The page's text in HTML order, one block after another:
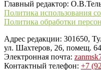
Главный редактор:
Политика использования
Политика обработки
Адрес редакции: 301650,
ул. Шахтеров, 26, помещ. 64
Электронная почта:
Контактный телефон: +7